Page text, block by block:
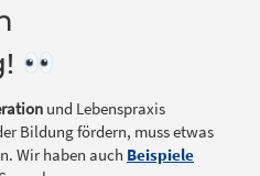
und Lebenspraxis
Bildung fördern, muss etwas
Wir haben auch Beispiele